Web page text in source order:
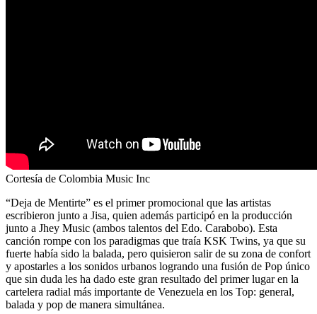
Cortesía de Colombia Music Inc
“Deja de Mentirte” es el primer promocional que las artistas
escribieron junto a Jisa, quien además participó en la producción
junto a Jhey Music (ambos talentos del Edo. Carabobo). Esta
canción rompe con los paradigmas que traía KSK Twins, ya que su
fuerte había sido la balada, pero quisieron salir de su zona de confort
y apostarles a los sonidos urbanos logrando una fusión de Pop único
que sin duda les ha dado este gran resultado del primer lugar en la
cartelera radial más importante de Venezuela en los Top: general,
balada y pop de manera simultánea.